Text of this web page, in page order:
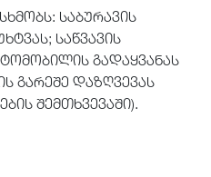
საბურავის
საწვავის
გადაყვანას
გარეშე დაზღვევას
შემთხვევაში).